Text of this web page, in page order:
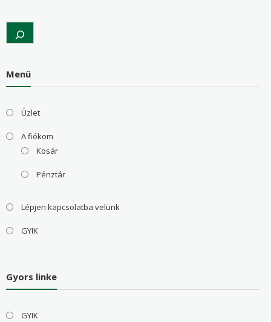
Search
Menü
Üzlet
A fiókom
Kosár
Pénztár
Lépjen kapcsolatba velünk
GYIK
Gyors linke
GYIK